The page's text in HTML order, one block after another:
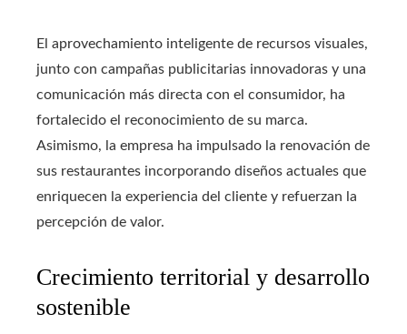
El aprovechamiento inteligente de recursos visuales,
junto con campañas publicitarias innovadoras y una
comunicación más directa con el consumidor, ha
fortalecido el reconocimiento de su marca.
Asimismo, la empresa ha impulsado la renovación de
sus restaurantes incorporando diseños actuales que
enriquecen la experiencia del cliente y refuerzan la
percepción de valor.
Crecimiento territorial y desarrollo
sostenible